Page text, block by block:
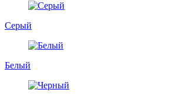
Серый
Белый